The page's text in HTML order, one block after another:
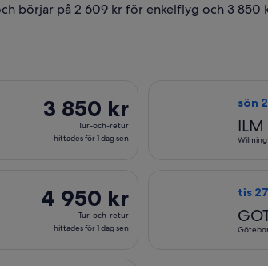
börjar på 2 609 kr för enkelflyg och 3
3 850 kr
Tur-
och-
för
1
3 850 kr
Tur-och-retur
hittades för 1 dag sen
sön
ILM
4 950 kr
Tur-
och-
4 950 kr
Tur-och-retur
hittades för 1 dag sen
tis